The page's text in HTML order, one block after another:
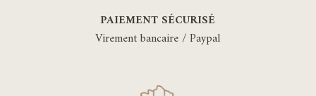
PAIEMENT SÉCURISÉ
Virement bancaire / Paypal